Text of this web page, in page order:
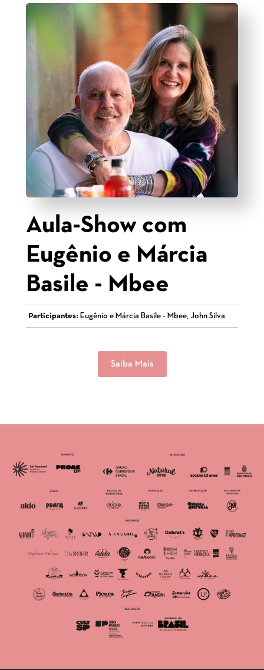
Aula-Show com
Eugênio e Márcia
Basile - Mbee
Participantes: Eugênio e Márcia Basile - Mbee, John Silva
Saiba Mais